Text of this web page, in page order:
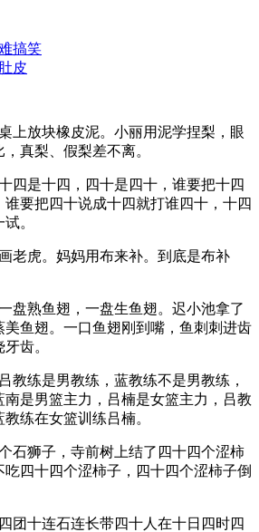
搞笑
皮
上放块橡皮泥。小丽用泥学捏梨，眼
真梨、假梨差不离。
四是十四，四十是四十，谁要把十四
要把四十说成十四就打谁四十，十四
。
老虎。妈妈用布来补。到底是布补
盘熟鱼翅，一盘生鱼翅。迟小池拿了
鱼翅。一口鱼翅刚到嘴，鱼刺刺进齿
齿。
教练是男教练，蓝教练不是男教练，
南是男篮主力，吕楠是女篮主力，吕教
练在女篮训练吕楠。
石狮子，寺前树上结了四十四个涩柿
四十四个涩柿子，四十四个涩柿子倒
团十连石连长带四十人在十日四时四